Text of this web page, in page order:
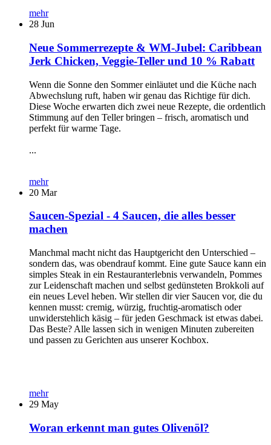
mehr
28 Jun
Neue Sommerrezepte & WM-Jubel: Caribbean
Jerk Chicken, Veggie-Teller und 10 % Rabatt
Wenn die Sonne den Sommer einläutet und die Küche nach
Abwechslung ruft, haben wir genau das Richtige für dich.
Diese Woche erwarten dich zwei neue Rezepte, die ordentlich
Stimmung auf den Teller bringen – frisch, aromatisch und
perfekt für warme Tage.
...
mehr
20 Mar
Saucen-Spezial - 4 Saucen, die alles besser
machen
Manchmal macht nicht das Hauptgericht den Unterschied –
sondern das, was obendrauf kommt. Eine gute Sauce kann ein
simples Steak in ein Restauranterlebnis verwandeln, Pommes
zur Leidenschaft machen und selbst gedünsteten Brokkoli auf
ein neues Level heben. Wir stellen dir vier Saucen vor, die du
kennen musst: cremig, würzig, fruchtig-aromatisch oder
unwiderstehlich käsig – für jeden Geschmack ist etwas dabei.
Das Beste? Alle lassen sich in wenigen Minuten zubereiten
und passen zu Gerichten aus unserer Kochbox.
mehr
29 May
Woran erkennt man gutes Olivenöl?